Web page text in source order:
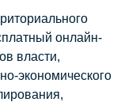
онлайн-
власти,
экономического